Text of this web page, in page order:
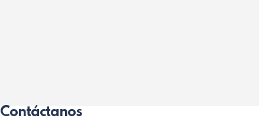
Contáctanos